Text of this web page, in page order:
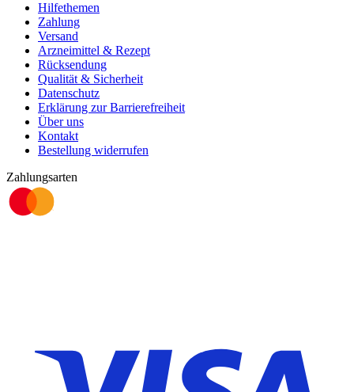
Hilfethemen
Zahlung
Versand
Arzneimittel & Rezept
Rücksendung
Qualität & Sicherheit
Datenschutz
Erklärung zur Barrierefreiheit
Über uns
Kontakt
Bestellung widerrufen
Zahlungsarten